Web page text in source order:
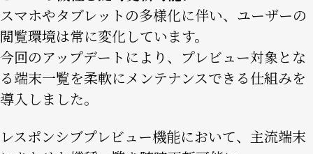
スマホやタブレットの多様化に伴い、ユーザーの
閲覧環境は常に変化しています。
今回のアップデートにより、プレビュー対象とな
る端末一覧を柔軟にメンテナンスできる仕組みを
導入しました。
レスポンシブプレビュー機能において、主流端末